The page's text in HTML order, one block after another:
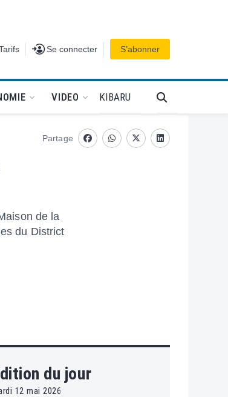
Se connecter
Se connecter S’abonner
VIDEO KIBARU
de la
du District
Partage
FacebookwhatsappTwitterLinkedin
du jour
12 mai 2026